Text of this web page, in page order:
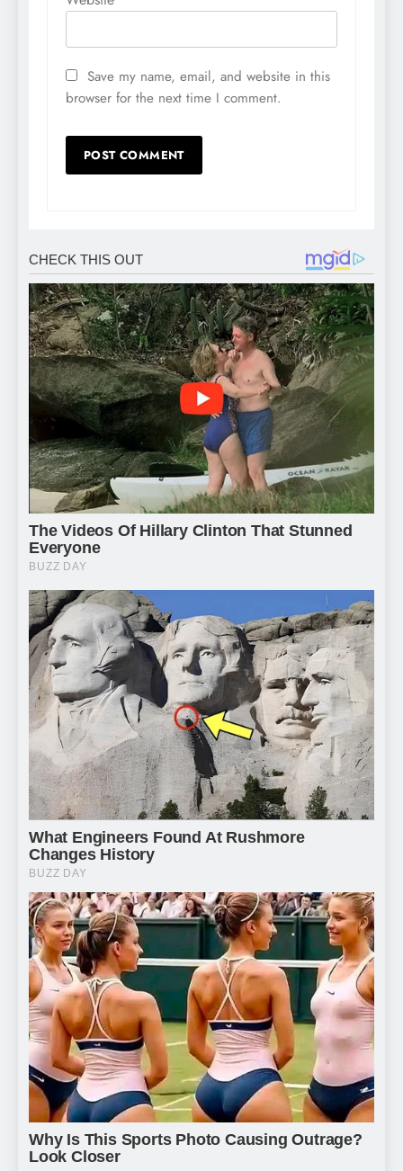
Save my name, email, and website in this
browser for the next time I comment.